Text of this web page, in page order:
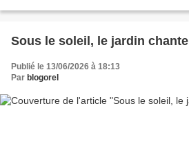
Sous le soleil, le jardin chante
Publié le 13/06/2026 à 18:13
Par blogorel